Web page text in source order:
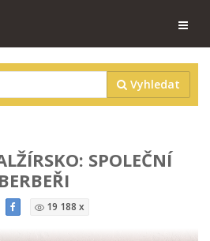
Vyhledat
SPOLEČNÍ
BERBEŘI
19 188 x